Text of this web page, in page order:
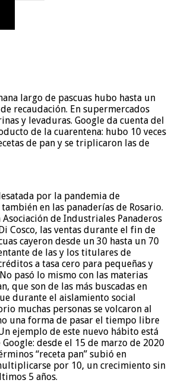
largo de pascuas hubo hasta un
recaudación. En supermercados
y levaduras. Google da cuenta del
de la cuarentena: hubo 10 veces
de pan y se triplicaron las de
por la pandemia de
en las panaderías de Rosario.
de Industriales Panaderos
Cosco, las ventas durante el fin de
cayeron desde un 30 hasta un 70
de las y los titulares de
a tasa cero para pequeñas y
pasó lo mismo con las materias
que son de las más buscadas en
durante el aislamiento social
muchas personas se volcaron al
una forma de pasar el tiempo libre
ejemplo de este nuevo hábito está
desde el 15 de marzo de 2020
“receta pan” subió en
por 10, un crecimiento sin
5 años.